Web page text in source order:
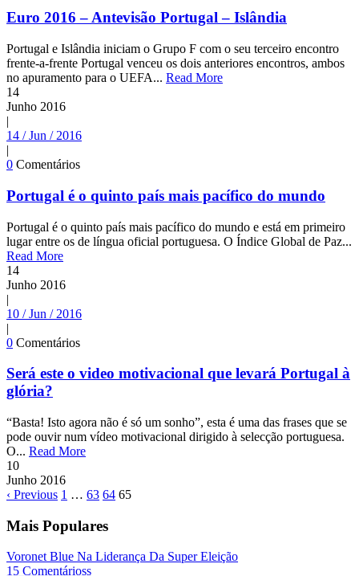
Euro 2016 – Antevisão Portugal – Islândia
Portugal e Islândia iniciam o Grupo F com o seu terceiro encontro
frente-a-frente Portugal venceu os dois anteriores encontros, ambos
no apuramento para o UEFA... Read More
14
Junho 2016
|
14 / Jun / 2016
|
0 Comentários
Portugal é o quinto país mais pacífico do mundo
Portugal é o quinto país mais pacífico do mundo e está em primeiro
lugar entre os de língua oficial portuguesa. O Índice Global de Paz...
Read More
14
Junho 2016
|
10 / Jun / 2016
|
0 Comentários
Será este o video motivacional que levará Portugal à
glória?
“Basta! Isto agora não é só um sonho”, esta é uma das frases que se
pode ouvir num vídeo motivacional dirigido à selecção portuguesa.
O... Read More
10
Junho 2016
‹ Previous 1 … 63 64 65
Mais Populares
Voronet Blue Na Liderança Da Super Eleição
15 Comentárioss